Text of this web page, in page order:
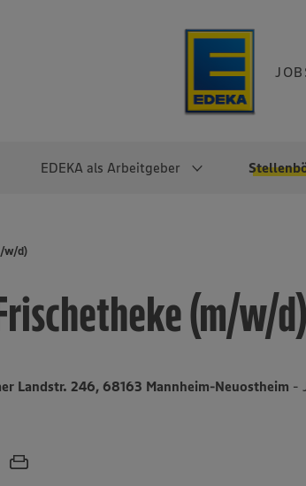
EDEKA als Arbeitgeber
Direkteinstieg
Noch Fragen?
& Logistik
EDEKA-Zentrale
EDEKA Fruchtkontor
EDEKA-
Regionalgesellschaften
w/d)
(m/w/d)
Landstr. 246, 68163 Mannheim-Neuostheim -